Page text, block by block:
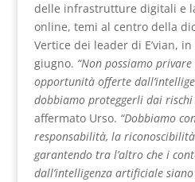
delle infrastrutture digitali e
online, temi al centro della
Vertice dei leader di E’vian,
giugno. “Non possiamo
opportunità offerte
dobbiamo proteggerli dai rischi
affermato Urso. “Dobbiamo
responsabilità, la
garantendo tra l’altro che i
dall’intelligenza artificiale